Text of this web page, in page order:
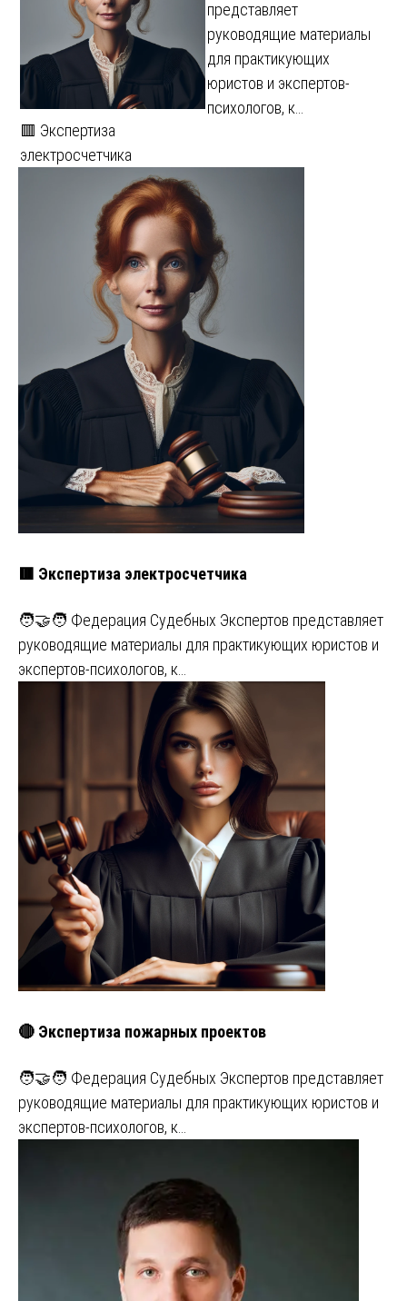
🟥 Экспертиза
электросчетчика
представляет
руководящие материалы
для практикующих
юристов и экспертов-
психологов, к…
🟥 Экспертиза электросчетчика
🧑‍🤝‍🧑 Федерация Судебных Экспертов представляет
руководящие материалы для практикующих юристов и
экспертов-психологов, к…
🔴 Экспертиза пожарных проектов
🧑‍🤝‍🧑 Федерация Судебных Экспертов представляет
руководящие материалы для практикующих юристов и
экспертов-психологов, к…